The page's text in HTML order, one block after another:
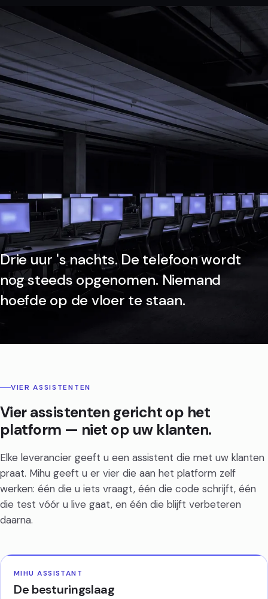
Drie uur 's nachts. De telefoon wordt
nog steeds opgenomen. Niemand
hoefde op de vloer te staan.
VIER ASSISTENTEN
Vier assistenten gericht op het
platform — niet op uw klanten.
Elke leverancier geeft u een assistent die met uw klanten
praat. Mihu geeft u er vier die aan het platform zelf
werken: één die u iets vraagt, één die code schrijft, één
die test vóór u live gaat, en één die blijft verbeteren
daarna.
MIHU ASSISTANT
De besturingslaag